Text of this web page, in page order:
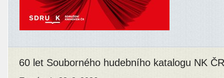
60 let Souborného hudebního katalogu NK ČR